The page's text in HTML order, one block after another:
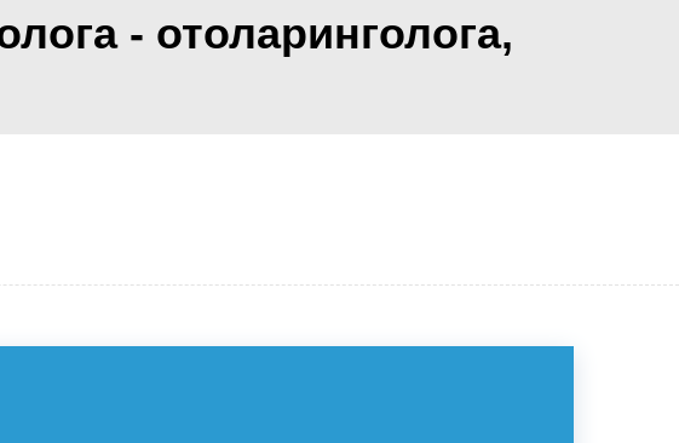
- отоларинголога,